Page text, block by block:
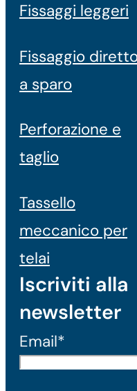
Fissaggi leggeri
Fissaggio
a sparo
Perforazione e
taglio
Tassello
meccanico per
telai
Iscriviti alla
newsletter
Email*